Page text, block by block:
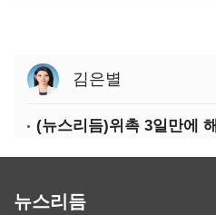
김은별
뉴스리듬